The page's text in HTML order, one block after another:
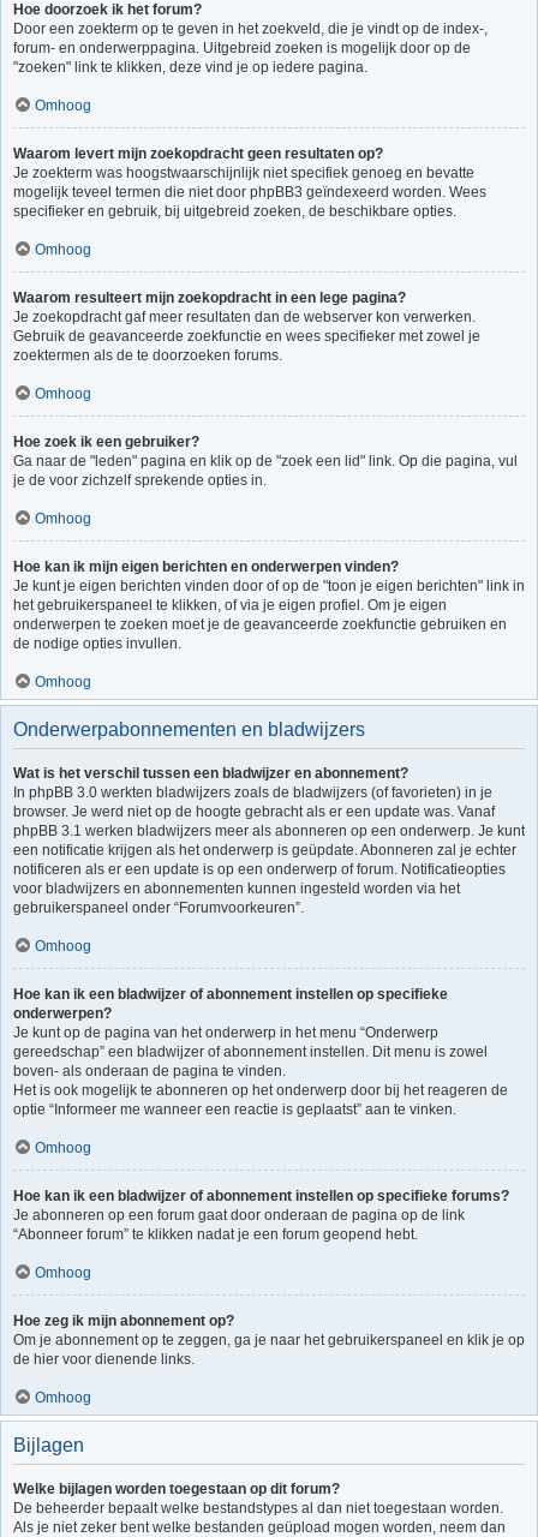
Hoe doorzoek ik het forum?
Door een zoekterm op te geven in het zoekveld, die je vindt op de index-,
forum- en onderwerppagina. Uitgebreid zoeken is mogelijk door op de
"zoeken" link te klikken, deze vind je op iedere pagina.
Omhoog
Waarom levert mijn zoekopdracht geen resultaten op?
Je zoekterm was hoogstwaarschijnlijk niet specifiek genoeg en bevatte
mogelijk teveel termen die niet door phpBB3 geïndexeerd worden. Wees
specifieker en gebruik, bij uitgebreid zoeken, de beschikbare opties.
Omhoog
Waarom resulteert mijn zoekopdracht in een lege pagina?
Je zoekopdracht gaf meer resultaten dan de webserver kon verwerken.
Gebruik de geavanceerde zoekfunctie en wees specifieker met zowel je
zoektermen als de te doorzoeken forums.
Omhoog
Hoe zoek ik een gebruiker?
Ga naar de "leden" pagina en klik op de "zoek een lid" link. Op die pagina, vul
je de voor zichzelf sprekende opties in.
Omhoog
Hoe kan ik mijn eigen berichten en onderwerpen vinden?
Je kunt je eigen berichten vinden door of op de "toon je eigen berichten" link in
het gebruikerspaneel te klikken, of via je eigen profiel. Om je eigen
onderwerpen te zoeken moet je de geavanceerde zoekfunctie gebruiken en
de nodige opties invullen.
Omhoog
Onderwerpabonnementen en bladwijzers
Wat is het verschil tussen een bladwijzer en abonnement?
In phpBB 3.0 werkten bladwijzers zoals de bladwijzers (of favorieten) in je
browser. Je werd niet op de hoogte gebracht als er een update was. Vanaf
phpBB 3.1 werken bladwijzers meer als abonneren op een onderwerp. Je kunt
een notificatie krijgen als het onderwerp is geüpdate. Abonneren zal je echter
notificeren als er een update is op een onderwerp of forum. Notificatieopties
voor bladwijzers en abonnementen kunnen ingesteld worden via het
gebruikerspaneel onder “Forumvoorkeuren”.
Omhoog
Hoe kan ik een bladwijzer of abonnement instellen op specifieke
onderwerpen?
Je kunt op de pagina van het onderwerp in het menu “Onderwerp
gereedschap” een bladwijzer of abonnement instellen. Dit menu is zowel
boven- als onderaan de pagina te vinden.
Het is ook mogelijk te abonneren op het onderwerp door bij het reageren de
optie “Informeer me wanneer een reactie is geplaatst” aan te vinken.
Omhoog
Hoe kan ik een bladwijzer of abonnement instellen op specifieke forums?
Je abonneren op een forum gaat door onderaan de pagina op de link
“Abonneer forum” te klikken nadat je een forum geopend hebt.
Omhoog
Hoe zeg ik mijn abonnement op?
Om je abonnement op te zeggen, ga je naar het gebruikerspaneel en klik je op
de hier voor dienende links.
Omhoog
Bijlagen
Welke bijlagen worden toegestaan op dit forum?
De beheerder bepaalt welke bestandstypes al dan niet toegestaan worden.
Als je niet zeker bent welke bestanden geüpload mogen worden, neem dan